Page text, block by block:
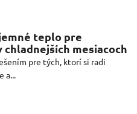
teplo pre
mesiacoch
pre tých, ktorí si radi
a...